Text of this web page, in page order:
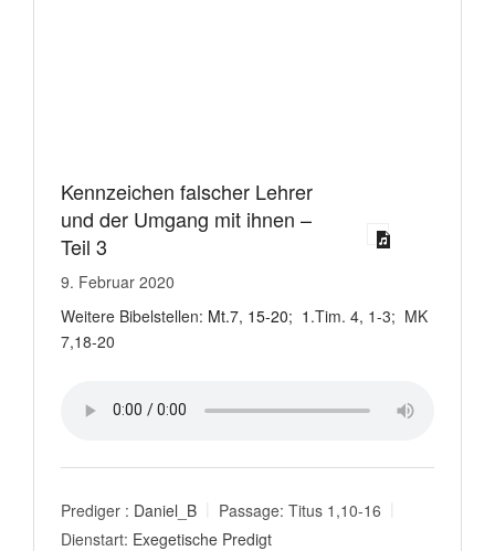
Kennzeichen falscher Lehrer
und der Umgang mit ihnen –
Teil 3
9. Februar 2020
Weitere Bibelstellen: Mt.7, 15-20; 1 .Tim. 4, 1-3; MK
7,18-20
Prediger : Daniel_B Passage: Titus 1 ,10-16
Dienstart: Exegetische Predigt